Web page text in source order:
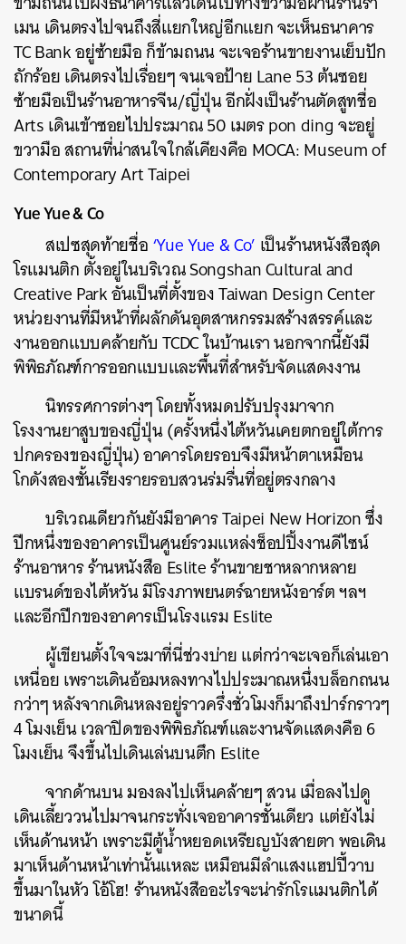
เมน เดินตรงไปจนถึงสี่แยกใหญ่อีกแยก จะเห็นธนาคาร
TC Bank อยู่ซ้ายมือ ก็ข้ามถนน จะเจอร้านขายงานเย็บปัก
ถักร้อย เดินตรงไปเรื่อยๆ จนเจอป้าย Lane 53 ต้นซอย
ซ้ายมือเป็นร้านอาหารจีน/ญี่ปุ่น อีกฝั่งเป็นร้านตัดสูทชื่อ
Arts เดินเข้าซอยไปประมาณ 50 เมตร pon ding จะอยู่
ขวามือ สถานที่น่าสนใจใกล้เคียงคือ MOCA: Museum of
Contemporary Art Taipei
Yue Yue & Co
สเปซสุดท้ายชื่อ‘Yue Yue & Co’ เป็นร้านหนังสือสุด
โรแมนติก ตั้งอยู่ในบริเวณ Songshan Cultural and
Creative Park อันเป็นที่ตั้งของ Taiwan Design Center
หน่วยงานที่มีหน้าที่ผลักดันอุตสาหกรรมสร้างสรรค์และ
งานออกแบบคล้ายกับ TCDC ในบ้านเรา นอกจากนี้ยังมี
พิพิธภัณฑ์การออกแบบและพื้นที่สำหรับจัดแสดงงาน
นิทรรศการต่างๆ โดยทั้งหมดปรับปรุงมาจาก
โรงงานยาสูบของญี่ปุ่น (ครั้งหนึ่งไต้หวันเคยตกอยู่ใต้การ
ปกครองของญี่ปุ่น) อาคารโดยรอบจึงมีหน้าตาเหมือน
โกดังสองชั้นเรียงรายรอบสวนร่มรื่นที่อยู่ตรงกลาง
บริเวณเดียวกันยังมีอาคาร Taipei New Horizon ซึ่ง
ปีกหนึ่งของอาคารเป็นศูนย์รวมแหล่งช็อปปิ้งงานดีไซน์
ร้านอาหาร ร้านหนังสือ Eslite ร้านขายชาหลากหลาย
แบรนด์ของไต้หวัน มีโรงภาพยนตร์ฉายหนังอาร์ต ฯลฯ
และอีกปีกของอาคารเป็นโรงแรม Eslite
ผู้เขียนตั้งใจจะมาที่นี่ช่วงบ่าย แต่กว่าจะเจอก็เล่นเอา
เหนื่อย เพราะเดินอ้อมหลงทางไปประมาณหนึ่งบล็อกถนน
กว่าๆ หลังจากเดินหลงอยู่ราวครึ่งชั่วโมงก็มาถึงปาร์กราวๆ
4 โมงเย็น เวลาปิดของพิพิธภัณฑ์และงานจัดแสดงคือ 6
โมงเย็น จึงขึ้นไปเดินเล่นบนตึก Eslite
จากด้านบน มองลงไปเห็นคล้ายๆ สวน เมื่อลงไปดู
เดินเลี้ยววนไปมาจนกระทั่งเจออาคารชั้นเดียว แต่ยังไม่
เห็นด้านหน้า เพราะมีตู้น้ำหยอดเหรียญบังสายตา พอเดิน
มาเห็นด้านหน้าเท่านั้นแหละ เหมือนมีลำแสงแฮปปี้วาบ
ขึ้นมาในหัว โอ้โฮ! ร้านหนังสืออะไรจะน่ารักโรแมนติกได้
ขนาดนี้